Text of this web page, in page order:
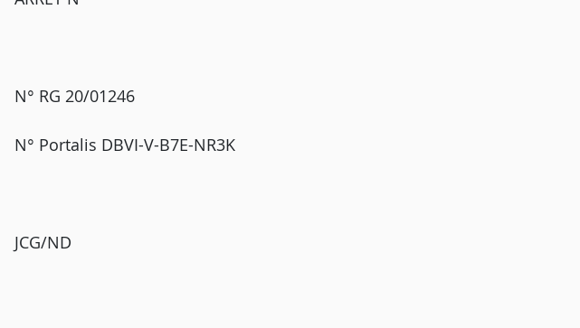
N° RG 20/01246
N° Portalis DBVI-V-B7E-NR3K
JCG/ND